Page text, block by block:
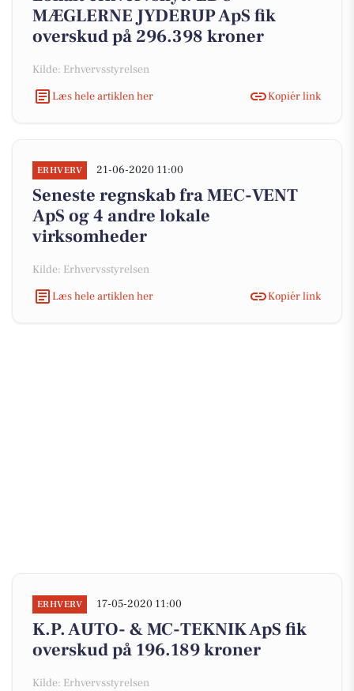
MÆGLERNE JYDERUP ApS fik
overskud på 296.398 kroner
Kilde: Erhvervsstyrelsen
Læs hele artiklen her
Kopiér link
ERHVERV 21-06-2020 11:00
Seneste regnskab fra MEC-VENT
ApS og 4 andre lokale
virksomheder
Kilde: Erhvervsstyrelsen
Læs hele artiklen her
Kopiér link
ERHVERV 17-05-2020 11:00
K.P. AUTO- & MC-TEKNIK ApS fik
overskud på 196.189 kroner
Kilde: Erhvervsstyrelsen